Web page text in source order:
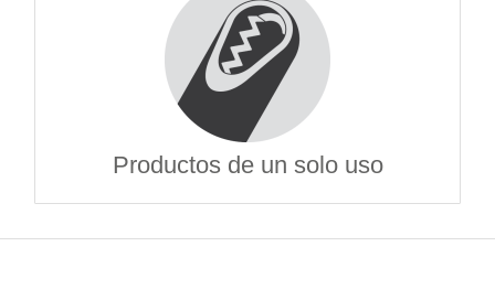
Productos de un solo uso